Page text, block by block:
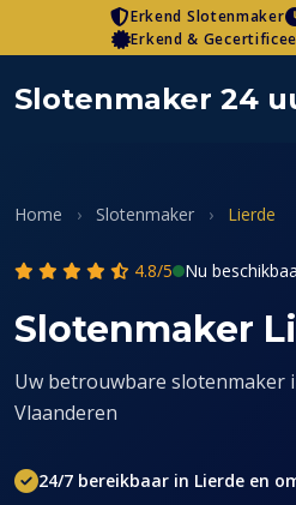
to
content
Erkend Slotenmaker
Erkend &
Slotenmaker 24
Home › Slotenmaker › Lierde
4.8/5 Nu
Slotenmaker
Uw betrouwbare slotenmaker
Vlaanderen
24/7 bereikbaar in Lierde en